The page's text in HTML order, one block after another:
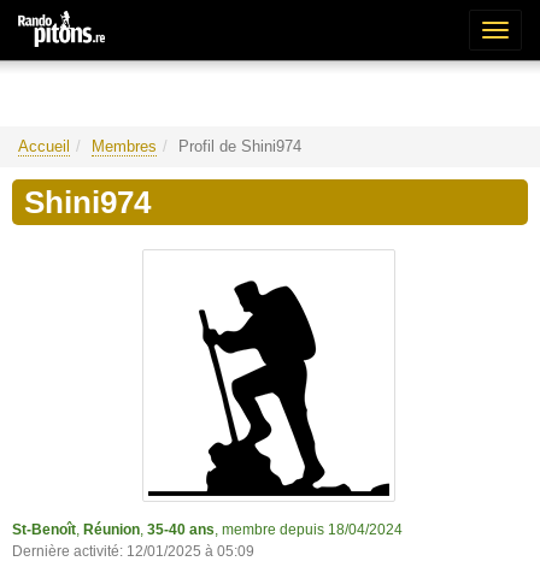
Accueil Membres Profil de Shini974
Shini974
St-Benoît Réunion 35-40 ans , membre depuis 18/04/2024
Dernière activité: 12/01/2025 à 05:09